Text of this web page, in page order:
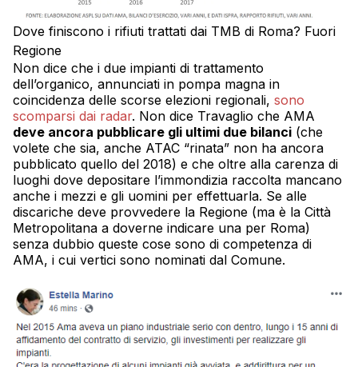
Dove finiscono i rifiuti trattati dai TMB di Roma? Fuori
Regione
Non dice che i due impianti di trattamento
dell’organico, annunciati in pompa magna in
coincidenza delle scorse elezioni regionali, sono
scomparsi dai radar. Non dice Travaglio che AMA
deve ancora pubblicare gli ultimi due bilanci (che
volete che sia, anche ATAC “rinata” non ha ancora
pubblicato quello del 2018) e che oltre alla carenza di
luoghi dove depositare l’immondizia raccolta mancano
anche i mezzi e gli uomini per effettuarla. Se alle
discariche deve provvedere la Regione (ma è la Città
Metropolitana a doverne indicare una per Roma)
senza dubbio queste cose sono di competenza di
AMA, i cui vertici sono nominati dal Comune.